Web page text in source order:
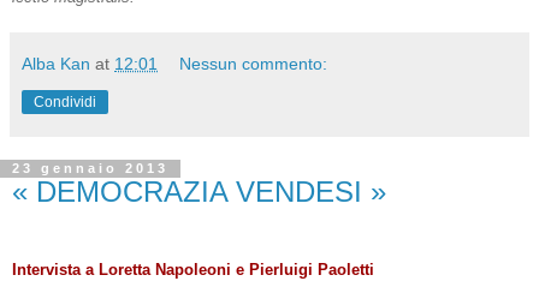
Alba Kan at 12:01 Nessun commento:
Condividi
23 gennaio 2013
« DEMOCRAZIA VENDESI »
Intervista a Loretta Napoleoni e Pierluigi Paoletti